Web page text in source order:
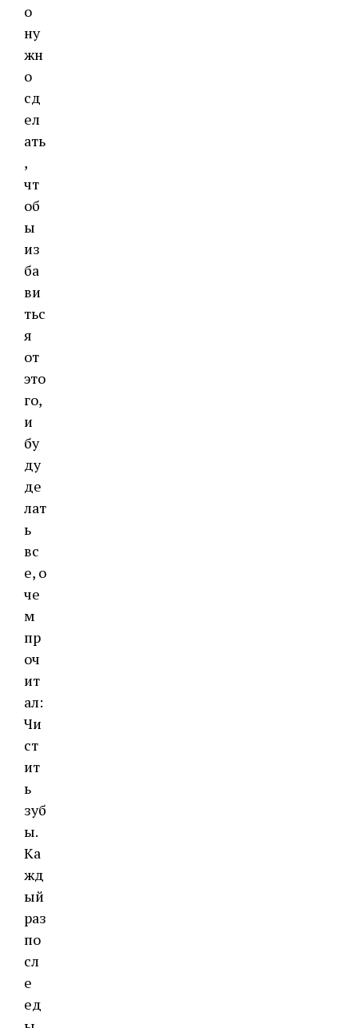
о
ну
жн
о
сд
ел
ать
,
чт
об
ы
из
ба
ви
тьс
я
от
это
го,
и
бу
ду
де
лат
ь
вс
е, о
че
м
пр
оч
ит
ал:
Чи
ст
ит
ь
зуб
ы.
Ка
жд
ый
раз
по
сл
е
ед